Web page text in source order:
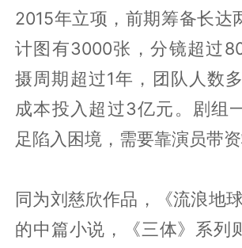
2015年立项，前期筹备长达
计图有3000张，分镜超过
摄周期超过1年，团队人数
成本投入超过3亿元。剧组
足陷入困境，需要靠演员带资
同为刘慈欣作品，《流浪地
的中篇小说，《三体》系列